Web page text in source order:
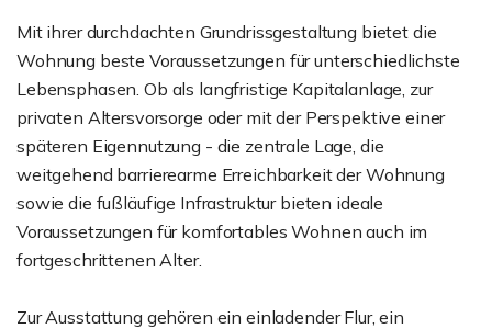
Mit ihrer durchdachten Grundrissgestaltung bietet die
Wohnung beste Voraussetzungen für unterschiedlichste
Lebensphasen. Ob als langfristige Kapitalanlage, zur
privaten Altersvorsorge oder mit der Perspektive einer
späteren Eigennutzung - die zentrale Lage, die
weitgehend barrierearme Erreichbarkeit der Wohnung
sowie die fußläufige Infrastruktur bieten ideale
Voraussetzungen für komfortables Wohnen auch im
fortgeschrittenen Alter.
Zur Ausstattung gehören ein einladender Flur, ein